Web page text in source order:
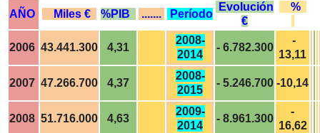
AÑO
Miles € %PIB ....... Período
Evolución
€
%
2006 43.441.300 4,31
2008-
2014
- 6.782.300
-
13,11
2007 47.266.700 4,37
2008-
2015
- 5.246.700 -10,14
2008 51.716.000 4,63
2009-
2014
- 8.961.300
-
16,62